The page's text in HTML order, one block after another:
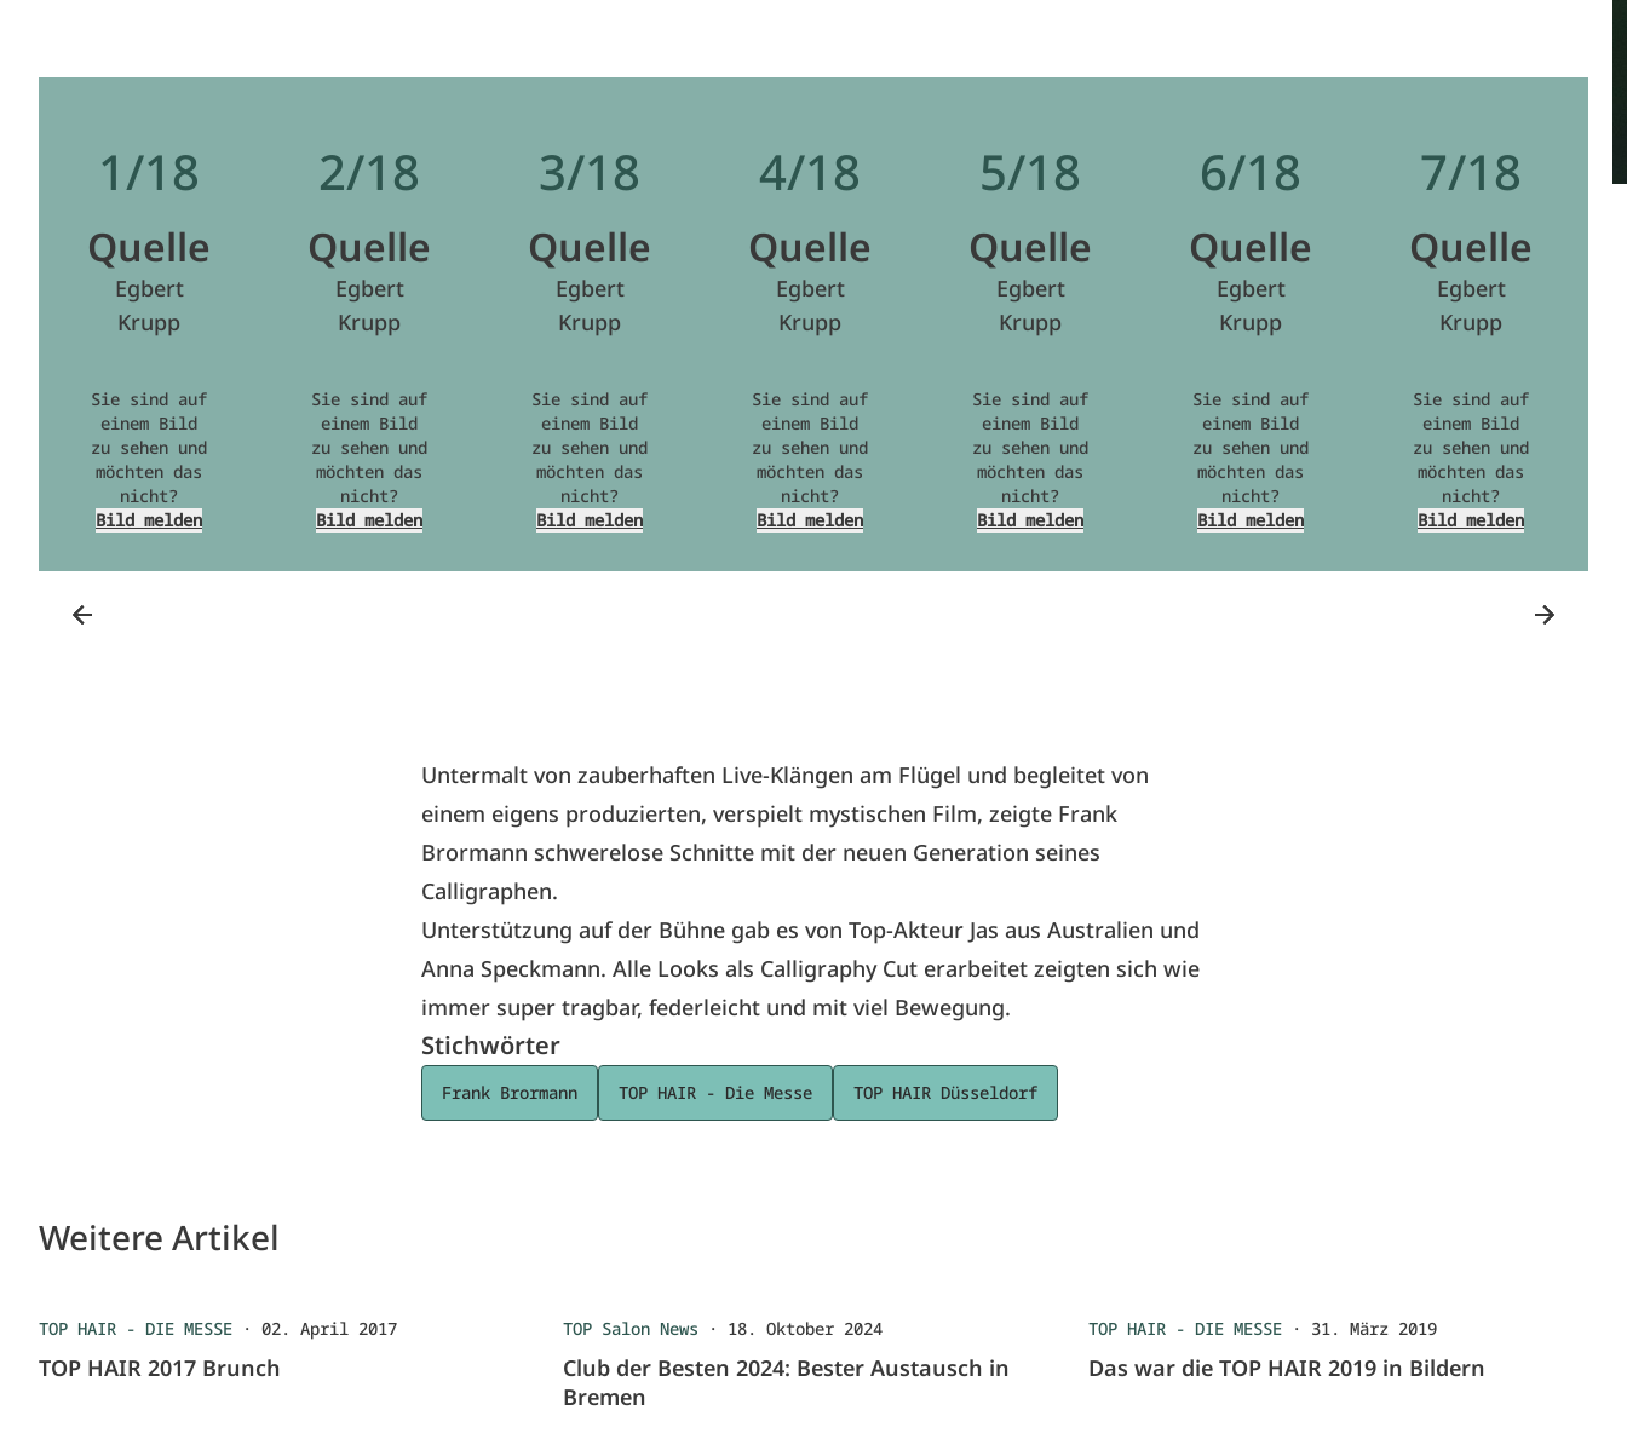
1/18
Quelle
Egbert
Krupp
Sie sind auf
einem Bild
zu sehen und
möchten das
nicht?
Bild melden
2/18
Quelle
Egbert
Krupp
Sie sind auf
einem Bild
zu sehen und
möchten das
nicht?
Bild melden
3/18
Quelle
Egbert
Krupp
Sie sind auf
einem Bild
zu sehen und
möchten das
nicht?
Bild melden
4/18
Quelle
Egbert
Krupp
Sie sind auf
einem Bild
zu sehen und
möchten das
nicht?
Bild melden
5/18
Quelle
Egbert
Krupp
Sie sind auf
einem Bild
zu sehen und
möchten das
nicht?
Bild melden
6/18
Quelle
Egbert
Krupp
Sie sind auf
einem Bild
zu sehen und
möchten das
nicht?
Bild melden
7/18
Quelle
Egbert
Krupp
Sie sind auf
einem Bild
zu sehen und
möchten das
nicht?
Bild melden
Untermalt von zauberhaften Live-Klängen am Flügel und begleitet von
einem eigens produzierten, verspielt mystischen Film, zeigte Frank
Brormann schwerelose Schnitte mit der neuen Generation seines
Calligraphen.
Unterstützung auf der Bühne gab es von Top-Akteur Jas aus Australien und
Anna Speckmann. Alle Looks als Calligraphy Cut erarbeitet zeigten sich wie
immer super tragbar, federleicht und mit viel Bewegung.
Stichwörter
Frank Brormann TOP HAIR - Die Messe TOP HAIR Düsseldorf
Weitere Artikel
TOP HAIR - DIE MESSE · 02. April 2017
TOP HAIR 2017 Brunch
TOP Salon News · 18. Oktober 2024
Club der Besten 2024: Bester Austausch in
Bremen
TOP HAIR - DIE MESSE· 31. März 2019
Das war die TOP HAIR 2019 in Bildern